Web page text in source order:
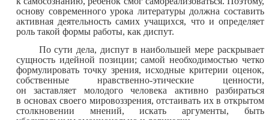
основу современного урока литературы должна составить
активная деятельность самих учащихся, что и определяет
роль такой формы работы, как диспут.
По сути дела, диспут в наибольшей мере раскрывает
сущность идейной позиции; самой необходимостью четко
формулировать точку зрения, исходные критерии оценок,
собственные нравственно-этические ценности,
он заставляет молодого человека активно разбираться
в основах своего мировоззрения, отстаивать их в открытом
столкновении мнений, искать аргументы, быть